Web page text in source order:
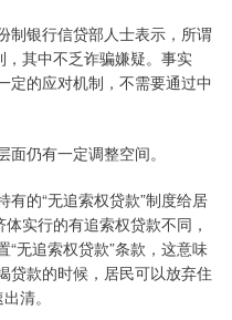
制银行信贷部人士表示，所谓
，其中不乏诈骗嫌疑。事实
定的应对机制，不需要通过中
仍有一定调整空间。
的“无追索权贷款”制度给居
实行的有追索权贷款不同，
无追索权贷款”条款，这意味
贷款的时候，居民可以放弃住
清。